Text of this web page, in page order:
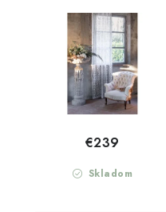
BLANC MARICLO
(A38718)
Skladom
€239